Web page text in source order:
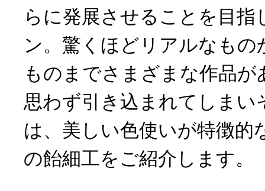
らに発展させることを目指
ン。驚くほどリアルなも
ものまでさまざまな作品
思わず引き込まれてしまい
は、美しい色使いが特徴的
の飴細工をご紹介します。